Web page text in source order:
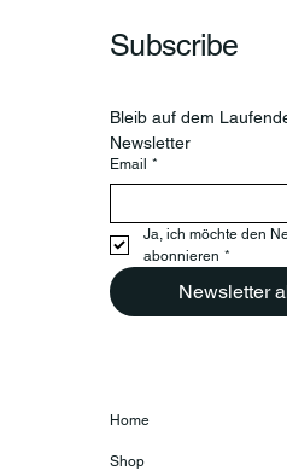
Subscribe
Bleib auf dem
Newsletter
Email *
Ja, ich möchte den
abonnieren *
Newsletter
Home
Shop